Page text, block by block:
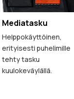
Mediatasku
Helppokäyttöinen,
erityisesti puhelimille
tehty tasku
kuulokeväylällä.